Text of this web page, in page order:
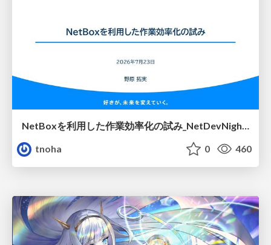
NetBoxを利用した作業効率化の試み_NetDevNight4
tnoha
0 460